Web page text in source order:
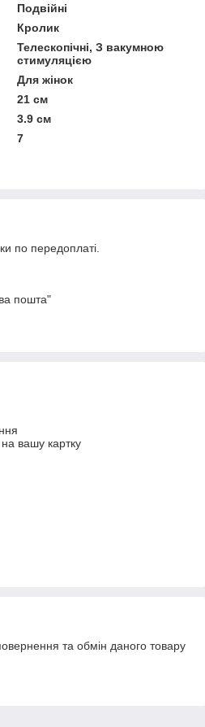
Подвійні
Кролик
Телескопічні, З вакумною
стимуляцією
Для жінок
21 см
3.9 см
7
по передоплаті.
пошта"
вашу картку
та обмін даного товару